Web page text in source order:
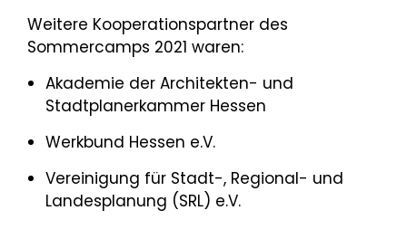
Weitere Kooperationspartner des
Sommercamps 2021 waren:
Akademie der Architekten- und
Stadtplanerkammer Hessen
Werkbund Hessen e.V.
Vereinigung für Stadt-, Regional- und
Landesplanung (SRL) e.V.